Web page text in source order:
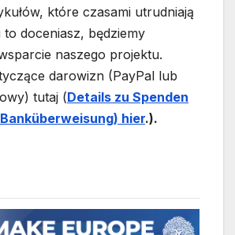
które czasami utrudniają
to doceniasz, będziemy
naszego projektu.
darowizn (PayPal lub
tutaj (Details zu Spenden
rweisung) hier.).